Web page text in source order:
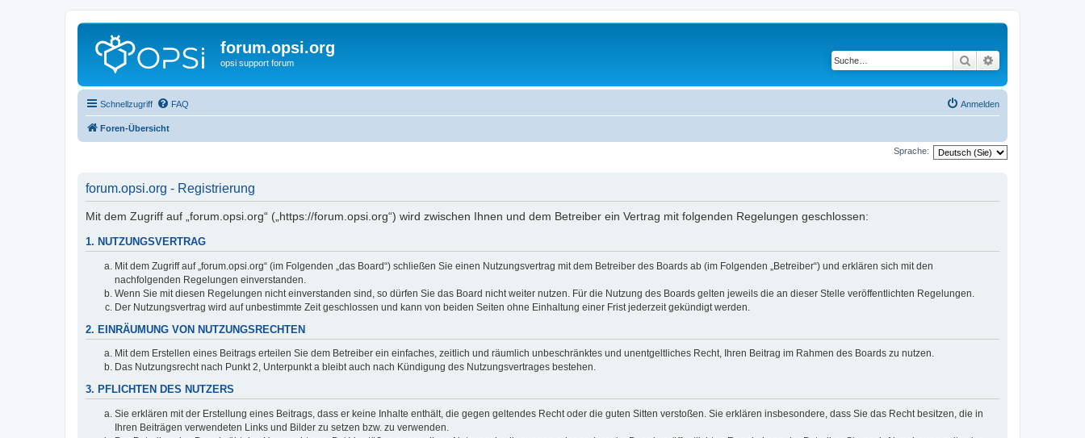
forum.opsi.org
opsi support forum Suche
Schnellzugriff FAQ Anmelden
Foren-Übersicht
Sprache:
forum.opsi.org - Registrierung
Mit dem Zugriff auf „forum.opsi.org“ („https://forum.opsi.org“) wird zwischen Ihnen und dem Betreiber ein Vertrag mit folgenden Regelungen geschlossen:
1. NUTZUNGSVERTRAG
Mit dem Zugriff auf „forum.opsi.org“ (im Folgenden „das Board“) schließen Sie einen Nutzungsvertrag mit dem Betreiber des Boards ab (im Folgenden „Betreiber“) und erklären sich mit den
nachfolgenden Regelungen einverstanden.
Wenn Sie mit diesen Regelungen nicht einverstanden sind, so dürfen Sie das Board nicht weiter nutzen. Für die Nutzung des Boards gelten jeweils die an dieser Stelle veröffentlichten Regelungen.
Der Nutzungsvertrag wird auf unbestimmte Zeit geschlossen und kann von beiden Seiten ohne Einhaltung einer Frist jederzeit gekündigt werden.
2. EINRÄUMUNG VON NUTZUNGSRECHTEN
Mit dem Erstellen eines Beitrags erteilen Sie dem Betreiber ein einfaches, zeitlich und räumlich unbeschränktes und unentgeltliches Recht, Ihren Beitrag im Rahmen des Boards zu nutzen.
Das Nutzungsrecht nach Punkt 2, Unterpunkt a bleibt auch nach Kündigung des Nutzungsvertrages bestehen.
3. PFLICHTEN DES NUTZERS
Sie erklären mit der Erstellung eines Beitrags, dass er keine Inhalte enthält, die gegen geltendes Recht oder die guten Sitten verstoßen. Sie erklären insbesondere, dass Sie das Recht besitzen, die in
Ihren Beiträgen verwendeten Links und Bilder zu setzen bzw. zu verwenden.